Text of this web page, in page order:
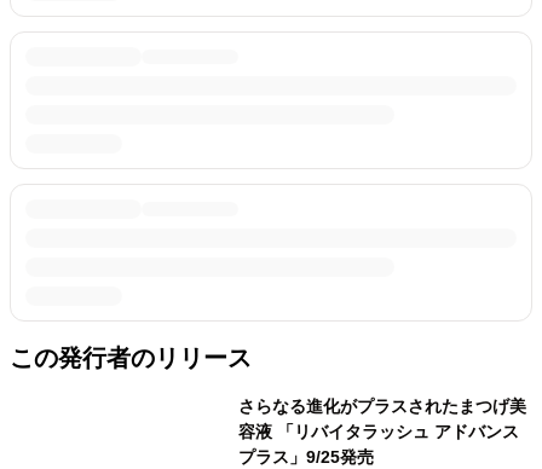
この発行者のリリース
さらなる進化がプラスされたまつげ美
容液 「リバイタラッシュ アドバンス
プラス」9/25発売